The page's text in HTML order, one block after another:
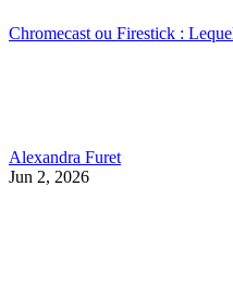
Chromecast ou Firestick :
Alexandra Furet
Jun 2, 2026